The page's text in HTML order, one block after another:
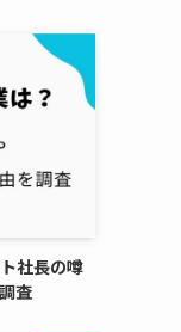
社長の噂
査